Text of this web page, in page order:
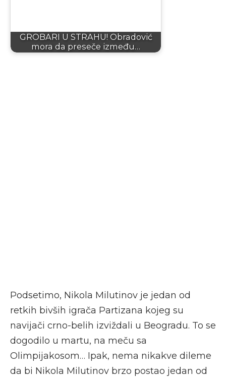
GROBARI U STRAHU! Obradović
mora da preseče između…
Podsetimo, Nikola Milutinov je jedan od
retkih bivših igrača Partizana kojeg su
navijači crno-belih izviždali u Beogradu. To se
dogodilo u martu, na meču sa
Olimpijakosom… Ipak, nema nikakve dileme
da bi Nikola Milutinov brzo postao jedan od